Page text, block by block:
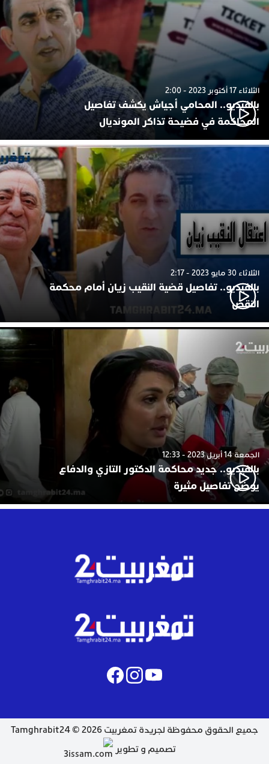
الثلاثاء 17 أكتوبر 2023 - 2:00
بالفيديو.. المحامي أجياش يكشف تفاصيل
المحاكمة في فضيحة تذاكر المونديال
الثلاثاء 30 مايو 2023 - 2:17
بالفيديو.. تفاصيل قضية النقيب زيان أمام محكمة
النقض
الجمعة 14 أبريل 2023 - 12:33
بالفيديو.. جديد محاكمة الدكتور التازي والدفاع
يوضح تفاصيل مثيرة
جميع الحقوق محفوظة لجريدة تمغربيت 2026 © Tamghrabit24
تصميم و تطوير